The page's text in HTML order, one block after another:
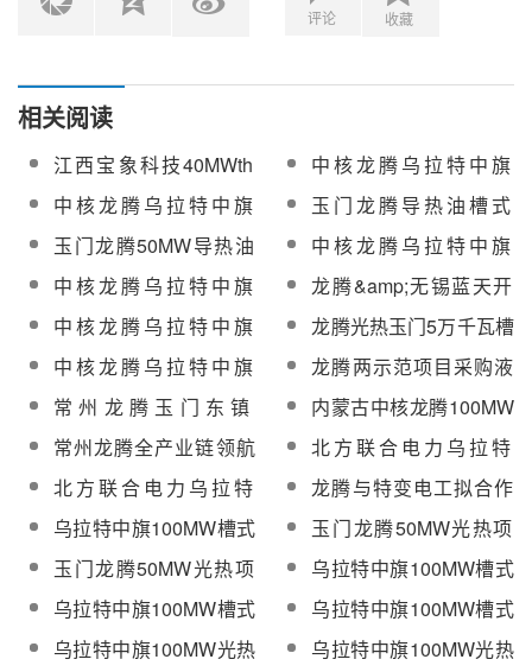
评论 收藏
相关阅读
江西宝象科技40MWth
光热发电项目获新余市
发改委备案
中核龙腾乌拉特中旗
100MW槽式光热电站施
工监理服务公开招标
中核龙腾乌拉特中旗
100MW槽式光热电站
EPC总承包公开招标
玉门龙腾导热油槽式
50MW光热示范项目主
机设备价格标开标
玉门龙腾50MW导热油
槽式光热发电项目蒸汽
发生器开标
中核龙腾乌拉特中旗
100MW槽式光热电站四
大主设备价格标开标
中核龙腾乌拉特中旗
100MW槽式光热电站汽
轮机等主设备开标
龙腾&amp;无锡蓝天开
发的槽式光热-燃气联合
循环项目投运
中核龙腾乌拉特中旗
100MW槽式光热电站开
标日期延期
龙腾光热玉门5万千瓦槽
式光热发电项目主机设
备招标
中核龙腾乌拉特中旗
100MW槽式光热电站汽
轮机等设备公开招标
龙腾两示范项目采购液
压驱动系统 分别采购
1500套和768套
常州龙腾玉门东镇
50MW槽式光热发电项
目可研评审会召开
内蒙古中核龙腾100MW
槽式光热项目完成可研
收口
常州龙腾全产业链领航
光热发电产业
北方联合电力乌拉特
50MW菲涅尔光热发电
项目可研评审会召开
北方联合电力乌拉特
50MW菲涅尔光热电站
可研评审会召开
龙腾与特变电工拟合作
开发乌拉特100MW槽式
电站
乌拉特中旗100MW槽式
光热发电项目发电机成
套设备招标
玉门龙腾50MW光热项
目桩基、基础及砂石道
路等工程招标
玉门龙腾50MW光热项
目场平施工招标
乌拉特中旗100MW槽式
光热发电项目空冷系统
设备招标
乌拉特中旗100MW槽式
光热发电项目监理招标
乌拉特中旗100MW槽式
光热发电项目防风墙
EPC工程招标
乌拉特中旗100MW光热
乌拉特中旗100MW光热